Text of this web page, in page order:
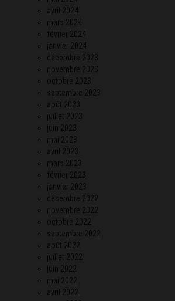
avril 2024
mars 2024
février 2024
janvier 2024
décembre 2023
novembre 2023
octobre 2023
septembre 2023
août 2023
juillet 2023
juin 2023
mai 2023
avril 2023
mars 2023
février 2023
janvier 2023
décembre 2022
novembre 2022
octobre 2022
septembre 2022
août 2022
juillet 2022
juin 2022
mai 2022
avril 2022